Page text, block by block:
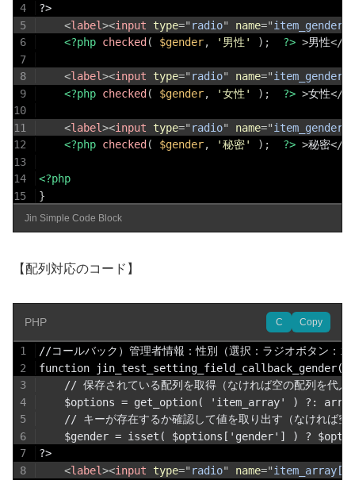
4
?>
5
<label><input type=" radio" name="item_gender
6
<?php checked ( $gender, '男性' ) ; ?> >男性</
7
8
<label><input type=" radio" name="item_gender
9
<?php checked ( $gender, '女性' ) ; ?> >女性</
10
11
<label><input type=" radio" name="item_gender
12
<?php checked ( $gender, '秘密' ) ; ?> >秘密</
13
14
<?php
15
}
Jin Simple Code Block
【配列対応のコード】
PHP C Copy
1
//コールバック）管理者情報：性別（選択：ラジオボタン：
2
function jin_test_setting_field_callback_gender(){
3
// 保存されている配列を取得（なければ空の配列を代入
4
$options = get_option( 'item_array' ) ?:
5
// キーが存在するか確認して値を取り出す（なければ空
6
$gender = isset( $options['gender'] ) ?
7
?>
8
<label><input type=" radio" name="